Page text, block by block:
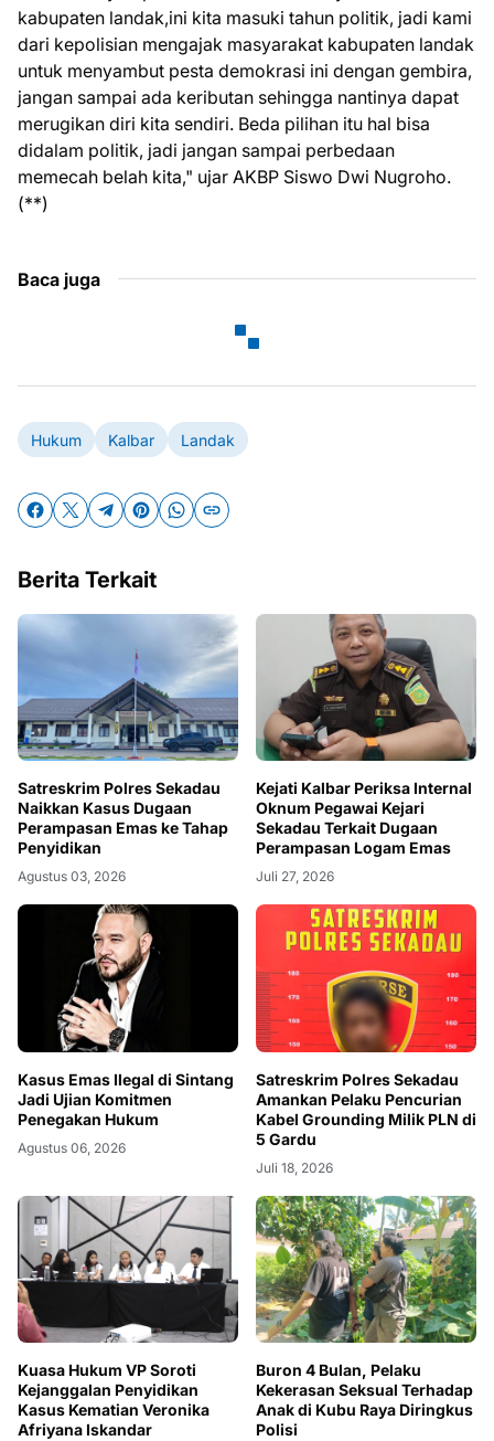
kabupaten landak,ini kita masuki tahun politik, jadi kami
dari kepolisian mengajak masyarakat kabupaten landak
untuk menyambut pesta demokrasi ini dengan gembira,
jangan sampai ada keributan sehingga nantinya dapat
merugikan diri kita sendiri. Beda pilihan itu hal bisa
didalam politik, jadi jangan sampai perbedaan
memecah belah kita," ujar AKBP Siswo Dwi Nugroho.
(**)
Baca juga
Hukum Kalbar Landak
Berita Terkait
Satreskrim Polres Sekadau
Naikkan Kasus Dugaan
Perampasan Emas ke Tahap
Penyidikan
Agustus 03, 2026
Kejati Kalbar Periksa Internal
Oknum Pegawai Kejari
Sekadau Terkait Dugaan
Perampasan Logam Emas
Juli 27, 2026
Kasus Emas Ilegal di Sintang
Jadi Ujian Komitmen
Penegakan Hukum
Agustus 06, 2026
Satreskrim Polres Sekadau
Amankan Pelaku Pencurian
Kabel Grounding Milik PLN di
5 Gardu
Juli 18, 2026
Kuasa Hukum VP Soroti
Kejanggalan Penyidikan
Kasus Kematian Veronika
Afriyana Iskandar
Buron 4 Bulan, Pelaku
Kekerasan Seksual Terhadap
Anak di Kubu Raya Diringkus
Polisi